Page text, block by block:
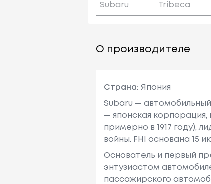
Subaru Tribeca
О производителе
Страна: Япония
Subaru — автомобильный
— японская
примерно в 1917 году),
войны. FHI основана 15
Основатель и первый
энтузиастом
пассажирского